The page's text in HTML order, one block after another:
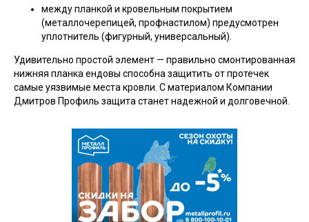
между планкой и кровельным покрытием
(металлочерепицей, профнастилом) предусмотрен
уплотнитель (фигурный, универсальный).
Удивительно простой элемент — правильно смонтированная
нижняя планка ендовы способна защитить от протечек
самые уязвимые места кровли. С материалом Компании
Дмитров Профиль защита станет надежной и долговечной.